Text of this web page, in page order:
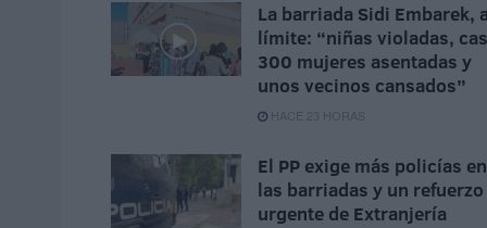
La barriada Sidi Embarek,
límite: “niñas violadas,
300 mujeres asentadas y
unos vecinos cansados”
HACE 23 HORAS
El PP exige más policías en
las barriadas y un refuerzo
urgente de Extranjería